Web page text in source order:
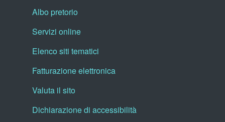
Albo pretorio
Servizi online
Elenco siti tematici
Fatturazione elettronica
Valuta il sito
Dichiarazione di accessibilità